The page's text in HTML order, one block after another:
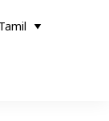
Tamil